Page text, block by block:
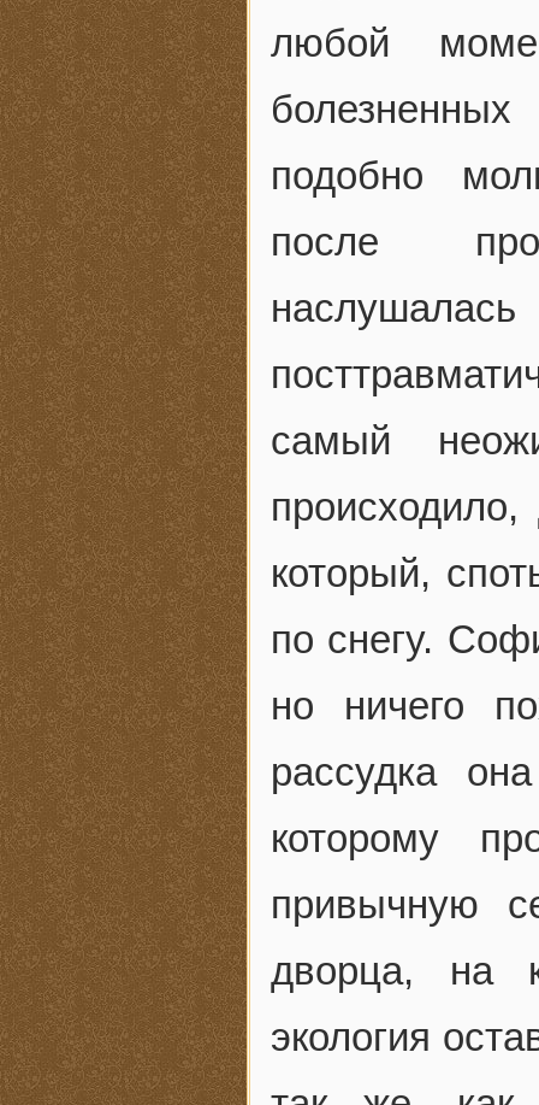
любой
подобно
после
самый
который,
по снегу.
но ничего
рассудка
которому
привычную
дворца, на
экология